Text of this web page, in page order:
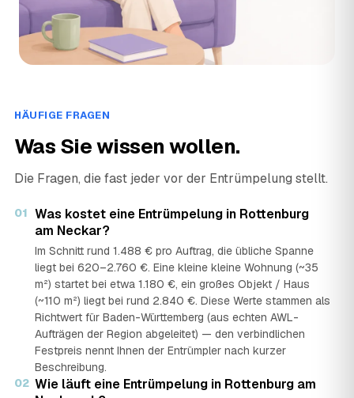
HÄUFIGE FRAGEN
Was Sie wissen wollen.
Die Fragen, die fast jeder vor der Entrümpelung stellt.
01 Was kostet eine Entrümpelung in Rottenburg
am Neckar?
Im Schnitt rund 1.488 € pro Auftrag, die übliche Spanne
liegt bei 620–2.760 €. Eine kleine kleine Wohnung (~35
m²) startet bei etwa 1.180 €, ein großes Objekt / Haus
(~110 m²) liegt bei rund 2.840 €. Diese Werte stammen als
Richtwert für Baden-Württemberg (aus echten AWL-
Aufträgen der Region abgeleitet) — den verbindlichen
Festpreis nennt Ihnen der Entrümpler nach kurzer
Beschreibung.
02 Wie läuft eine Entrümpelung in Rottenburg am